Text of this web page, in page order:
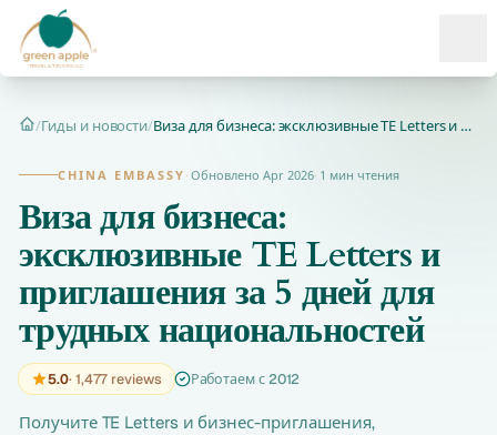
Главная
/Гиды и новости/ Виза для бизнеса: эксклюзивные TE Letters и приглашения за 5...
CHINA EMBASSY · Обновлено Apr 2026· 1 мин чтения
Виза для бизнеса:
эксклюзивные TE Letters и
приглашения за 5 дней для
трудных национальностей
5.0· 1,477 reviews Работаем с 2012
Получите TE Letters и бизнес-приглашения,